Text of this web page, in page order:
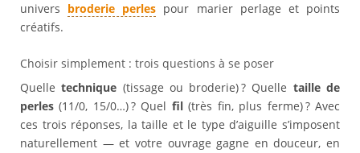
univers broderie perles pour marier perlage et points
créatifs.
Choisir simplement : trois questions à se poser
Quelletechnique (tissage ou broderie) ? Quelle taille de
perles (11/0, 15/0…) ? Quel fil(très fin, plus ferme) ? Avec
ces trois réponses, la taille et le type d’aiguille s’imposent
naturellement — et votre ouvrage gagne en douceur, en